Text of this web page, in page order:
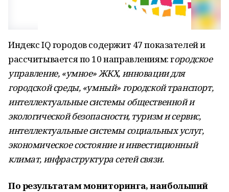
Индекс IQ городов содержит 47 показателей и
рассчитывается по 10 направлениям: городское
управление, «умное» ЖКХ, инновации для
городской среды, «умный» городской транспорт,
интеллектуальные системы общественной и
экологической безопасности, туризм и сервис,
интеллектуальные системы социальных услуг,
экономическое состояние и инвестиционный
климат, инфраструктура сетей связи.
По результатам мониторинга, наибольший